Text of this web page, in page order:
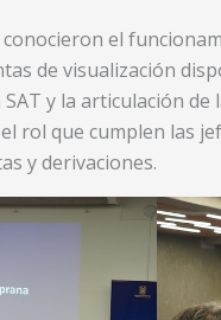
el
de visualización
y la articulación
rol que cumplen las
y derivaciones.